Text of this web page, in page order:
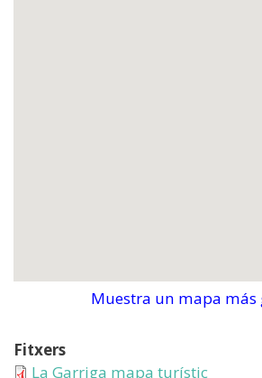
Muestra un mapa más
Fitxers
La Garriga mapa turístic